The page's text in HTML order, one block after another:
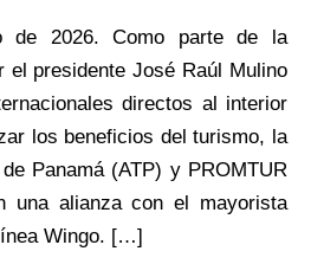
de 2026. Como parte de la
el presidente José Raúl Mulino
directos al interior
los beneficios del turismo, la
Panamá (ATP) y PROMTUR
una alianza con el mayorista
Wingo. […]